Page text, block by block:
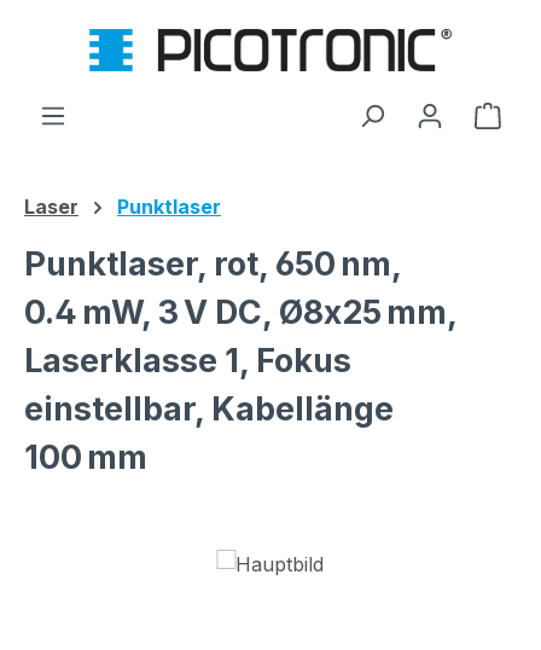
Zum Hauptinhalt springen
Laser Punktlaser
Punktlaser, rot, 650 nm,
0.4 mW, 3 V DC, Ø8x25 mm,
Laserklasse 1, Fokus
einstellbar, Kabellänge
100 mm
Bildergalerie überspringen